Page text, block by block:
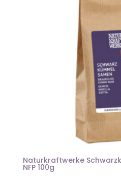
Naturkraftwerke
NFP 100g